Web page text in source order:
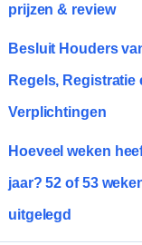
prijzen & review
Besluit Houders
Regels, Registratie
Verplichtingen
Hoeveel weken
jaar? 52 of 53
uitgelegd